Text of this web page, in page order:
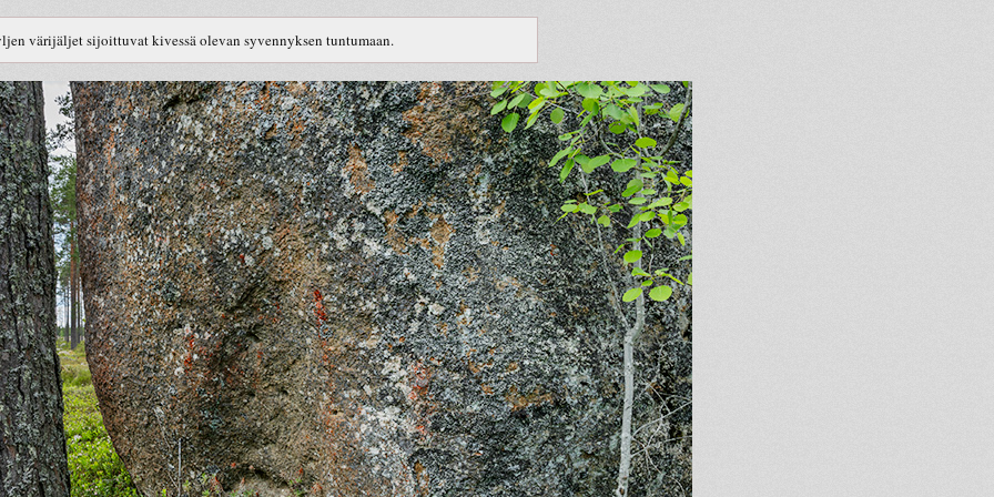
värijäljet sijoittuvat kivessä olevan syvennyksen tuntumaan.